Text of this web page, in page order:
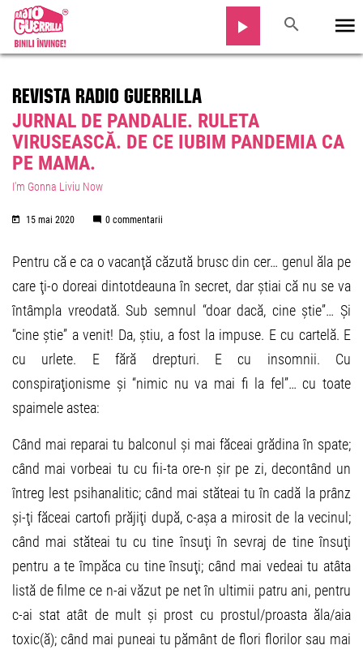
REVISTA RADIO GUERRILLA
JURNAL DE PANDALIE. RULETA
VIRUSEASCĂ. DE CE IUBIM PANDEMIA CA
PE MAMA.
I'm Gonna Liviu Now
15 mai 2020 0 commentarii
Pentru că e ca o vacanţă căzută brusc din cer… genul ăla pe
care ţi-o doreai dintotdeauna în secret, dar știai că nu se va
întâmpla vreodată. Sub semnul “doar dacă, cine știe”… Și
“cine știe” a venit! Da, știu, a fost la impuse. E cu cartelă. E
cu urlete. E fără drepturi. E cu insomnii. Cu
conspiraţionisme și “nimic nu va mai fi la fel”… cu toate
spaimele astea:
Când mai reparai tu balconul și mai făceai grădina în spate;
când mai vorbeai tu cu fii-ta ore-n șir pe zi, decontând un
întreg lest psihanalitic; când mai stăteai tu în cadă la prânz
și-ţi făceai cartofi prăjiţi după, c-așa a mirosit de la vecinul;
când mai stăteai tu cu tine însuţi în sevraj de tine însuţi
pentru a te împăca cu tine însuţi; când mai vedeai tu atâta
listă de filme ce n-ai văzut pe net în ultimii patru ani, pentru
c-ai stat atât de mult și prost cu prostul/proasta ăla/aia
toxic(ă); când mai puneai tu pământ de flori florilor sau mai